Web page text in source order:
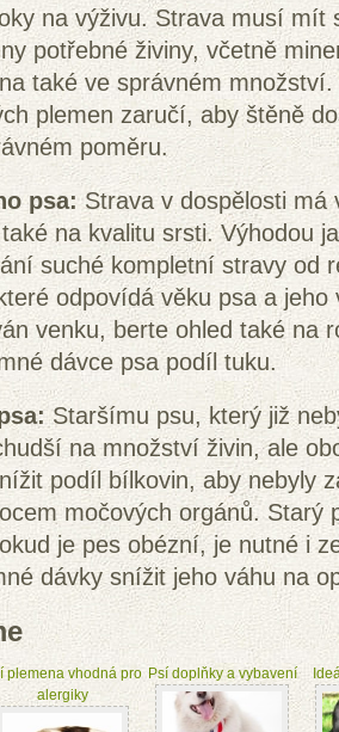
na výživu. Strava musí mít
potřebné živiny, včetně
také ve správném
plemen zaručí, aby štěně
poměru.
psa: Strava v dospělosti má
na kvalitu srsti. Výhodou
suché kompletní stravy od
odpovídá věku psa a
venku, berte ohled také na
dávce psa podíl tuku.
Staršímu psu, který již
na množství živin, ale
podíl bílkovin, aby nebyly
močových orgánů. Starý
je pes obézní, je nutné i
dávky snížit jeho váhu na
plemena vhodná pro
alergiky
Psí doplňky a vybavení